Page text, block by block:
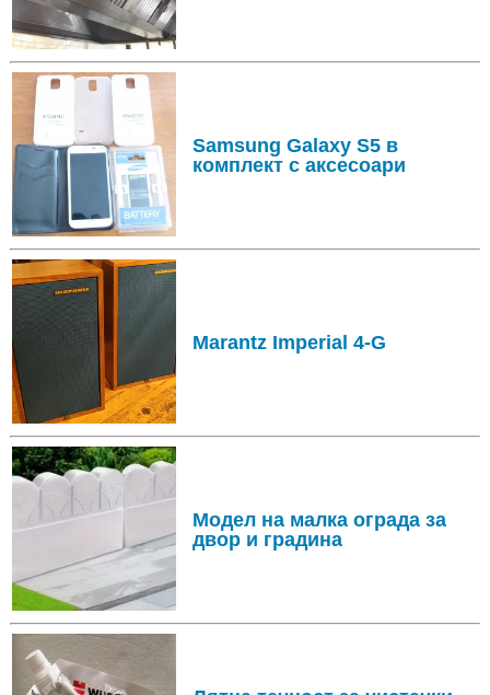
Samsung Galaxy S5 в
комплект с аксесоари
Marantz Imperial 4-G
Модел на малка ограда за
двор и градина